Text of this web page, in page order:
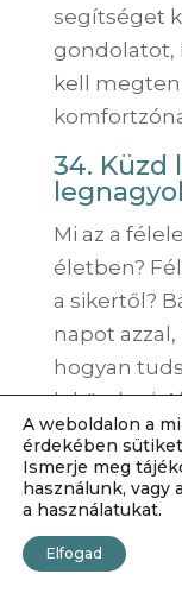
segítséget
gondolatot,
kell
34. Küzd
Mi az a
életben?
a sikertől?
napot
hogyan
leküzdeni.
kalandba!
35.
halogattál
Ez lehet
A weboldalon a
érdekében
Ismerje meg
használunk, vagy a
a használatukat.
Elfogad